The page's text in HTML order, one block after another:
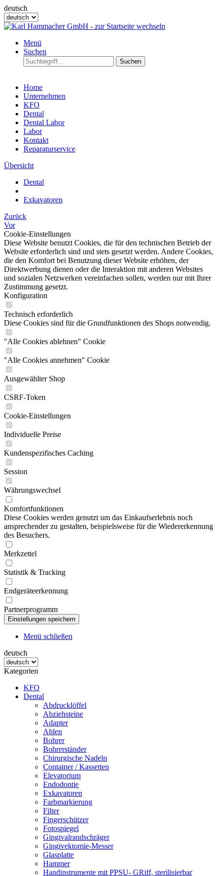
deutsch
Menü
Suchen
Suchen
Home
Unternehmen
KFO
Dental
Dental Labor
Labor
Kontakt
Reparaturservice
Übersicht
Dental
Exkavatoren
Zurück
Vor
Cookie-Einstellungen
Diese Website benutzt Cookies, die für den technischen Betrieb der
Website erforderlich sind und stets gesetzt werden. Andere Cookies,
die den Komfort bei Benutzung dieser Website erhöhen, der
Direktwerbung dienen oder die Interaktion mit anderen Websites
und sozialen Netzwerken vereinfachen sollen, werden nur mit Ihrer
Zustimmung gesetzt.
Konfiguration
Technisch erforderlich
Diese Cookies sind für die Grundfunktionen des Shops notwendig.
"Alle Cookies ablehnen" Cookie
"Alle Cookies annehmen" Cookie
Ausgewählter Shop
CSRF-Token
Cookie-Einstellungen
Individuelle Preise
Kundenspezifisches Caching
Session
Währungswechsel
Komfortfunktionen
Diese Cookies werden genutzt um das Einkaufserlebnis noch
ansprechender zu gestalten, beispielsweise für die Wiedererkennung
des Besuchers.
Merkzettel
Statistik & Tracking
Endgeräteerkennung
Partnerprogramm
Menü schließen
deutsch
Kategorien
KFO
Dental
Abdrucklöffel
Abziehsteine
Adapter
Ahlen
Bohrer
Bohrerständer
Chirurgische Nadeln
Container / Kassetten
Elevatorium
Endodontie
Exkavatoren
Farbmarkierung
Filter
Fingerschützer
Fotospiegel
Gingivalrandschräger
Gingivektomie-Messer
Glasplatte
Hammer
Handinstrumente mit PPSU- GRiff, sterilisierbar